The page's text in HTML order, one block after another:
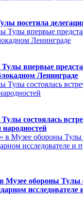
посетила
впервые
Ленинграде
состоялась
Музее обороны Тулы
исследователе